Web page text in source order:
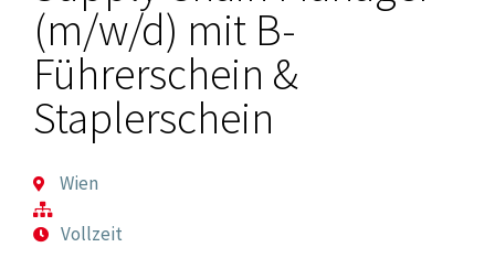
(m/w/d) mit B-
Führerschein &
Staplerschein
Wien
Vollzeit